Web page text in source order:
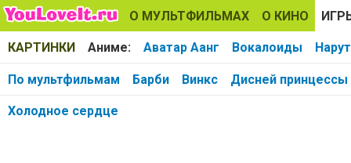
О МУЛЬТФИЛЬМАХ О КИНО
КАРТИНКИ Аниме: Аватар Аанг Вокалоиды
По мультфильмам Барби Винкс Дисней принцессы
Холодное сердце